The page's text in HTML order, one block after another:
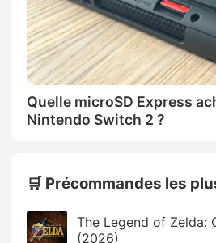
Quelle microSD Express
Nintendo Switch 2 ?
🛒 Précommandes les
The Legend of Zelda:
(2026)